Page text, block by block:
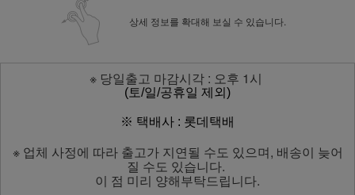
상세 정보를 확대해 보실 수 있습니다.
※ 당일출고 마감시각 : 오후 1시
(토/일/공휴일 제외)
※ 택배사 : 롯데택배
※ 업체 사정에 따라 출고가 지연될 수도 있으며, 배송이 늦어
질 수도 있습니다.
이 점 미리 양해부탁드립니다.